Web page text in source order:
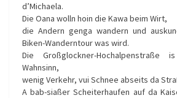
d’Michaela.
Die Oana wolln hoin die Kawa beim Wirt,
die Andern genga wandern und
Biken-Wanderntour was wird.
Die Großglockner-
Wahnsinn,
wenig Verkehr, vui Schnee abseits da
A bab-siaßer Scheiterhaufen auf da